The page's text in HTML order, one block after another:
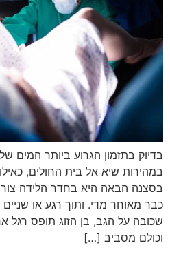
בדיוק בתזמון הגרוע ביותר המים
במהירות שיא אל בית החולים,
בסצנה הבאה היא בחדר הלידה
כבר מאוחר מדי. ותוך רגע או
שכובה על הגב, בן הזוג תופס רגל
וכולם מסביב […]